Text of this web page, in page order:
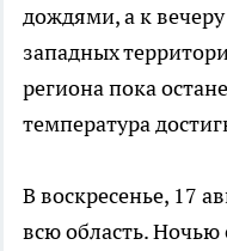
дождями, а к
западных
региона пока
температура
В воскресенье, 17
всю область.